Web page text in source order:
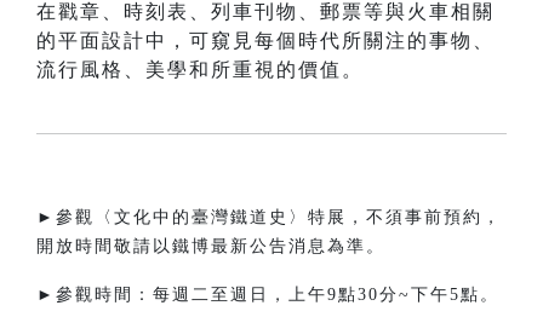
在戳章、時刻表、列車刊物、郵票等與火車相關
的平面設計中，可窺見每個時代所關注的事物、
流行風格、美學和所重視的價值。
►參觀〈文化中的臺灣鐵道史〉特展，不須事前預約，
開放時間敬請以鐵博最新公告消息為準。
►參觀時間：每週二至週日，上午9點30分~下午5點。​